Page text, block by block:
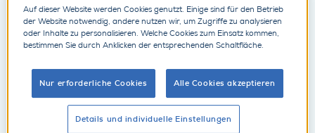
Entscheidend war vor allem, dass es von
wichtigen Akteuren in der Luftfahrt bereits
umfassend genutzt wird, allen voran von
Bei Liebherr-Aerospace war AirSupply zum
Zeitpunkt der Entscheidung bereits im Einsatz
Auf dieser Website werden Cookies genutzt. Einige sind für den Betrieb
der Website notwendig, andere nutzen wir, um Zugriffe zu analysieren
oder Inhalte zu personalisieren. Welche Cookies zum Einsatz kommen,
bestimmen Sie durch Anklicken der entsprechenden Schaltfläche.
Nur erforderliche Cookies Alle Cookies akzeptieren
Details und individuelle Einstellungen